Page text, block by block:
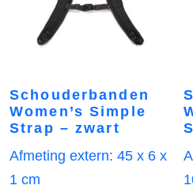
Schouderbanden
Women’s Simple
Strap – zwart
Afmeting extern: 45 x 6 x
1 cm